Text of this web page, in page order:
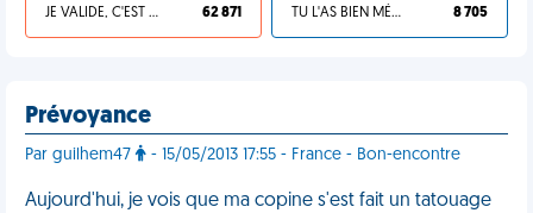
JE VALIDE, C'EST UNE VDM 62 871 TU L'AS BIEN MÉRITÉ 8 705
Prévoyance
Par guilhem47 - 15/05/2013 17:55 - France - Bon-encontre
Aujourd'hui, je vois que ma copine s'est fait un tatouage